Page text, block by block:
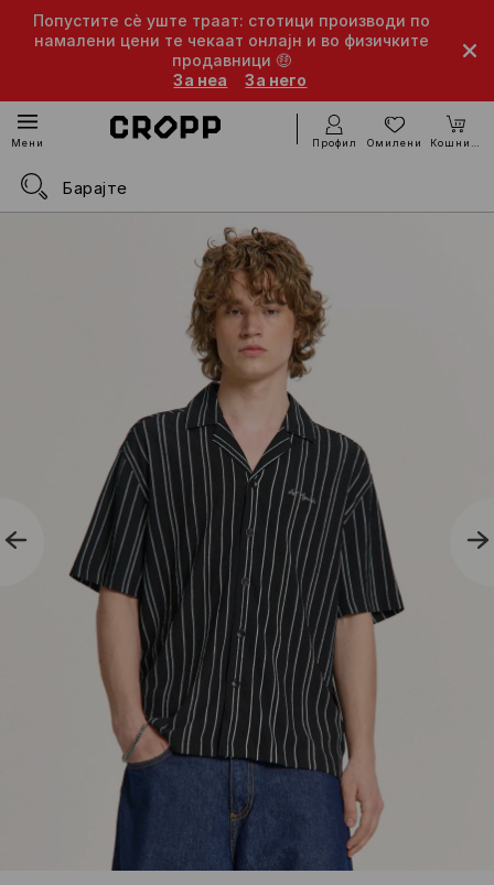
Попустите сè уште траат: стотици производи по
намалени цени те чекаат онлајн и во физичките
продавници 🤑
За неа
За него
Мени Профил Омилени Кошничка